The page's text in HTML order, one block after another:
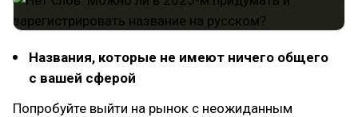
Названия, которые не имеют ничего общего
с вашей сферой
Попробуйте выйти на рынок с неожиданным